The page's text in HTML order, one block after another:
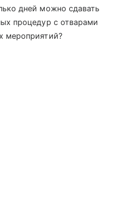
дней можно сдавать
процедур с отварами
мероприятий?